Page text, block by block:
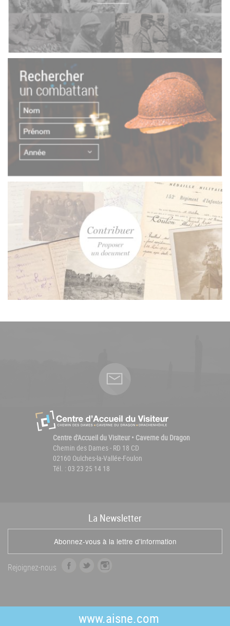
Centre d'Accueil du Visiteur • Caverne du Dragon
Chemin des Dames - RD 18 CD
02160 Oulches-la-Vallée-Foulon
Tél. : 03 23 25 14 18
La Newsletter
Abonnez-vous à la lettre d'information
Rejoignez-nous
b
t
e
a
g
www.aisne.com